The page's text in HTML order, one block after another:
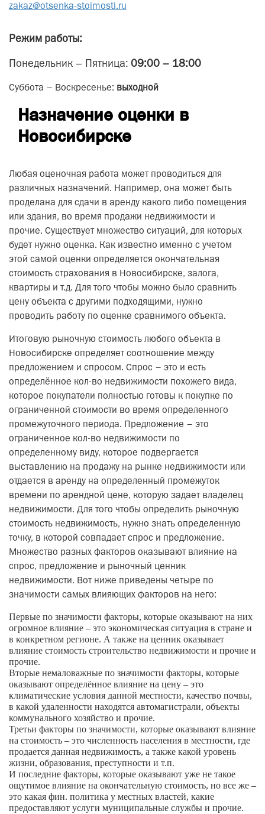
zakaz@otsenka-stoimosti.ru
Режим работы:
Понедельник – Пятница: 09:00 – 18:00
Суббота – Воскресенье: выходной
Назначение оценки в
Новосибирске
Любая оценочная работа может проводиться для
различных назначений. Например, она может быть
проделана для сдачи в аренду какого либо помещения
или здания, во время продажи недвижимости и
прочие. Существует множество ситуаций, для которых
будет нужно оценка. Как известно именно с учетом
этой самой оценки определяется окончательная
стоимость страхования в Новосибирске, залога,
квартиры и т.д. Для того чтобы можно было сравнить
цену объекта с другими подходящими, нужно
проводить работу по оценке сравнимого объекта.
Итоговую рыночную стоимость любого объекта в
Новосибирске определяет соотношение между
предложением и спросом. Спрос – это и есть
определённое кол-во недвижимости похожего вида,
которое покупатели полностью готовы к покупке по
ограниченной стоимости во время определенного
промежуточного периода. Предложение – это
ограниченное кол-во недвижимости по
определенному виду, которое подвергается
выставлению на продажу на рынке недвижимости или
отдается в аренду на определенный промежуток
времени по арендной цене, которую задает владелец
недвижимости. Для того чтобы определить рыночную
стоимость недвижимость, нужно знать определенную
точку, в которой совпадает спрос и предложение.
Множество разных факторов оказывают влияние на
спрос, предложение и рыночный ценник
недвижимости. Вот ниже приведены четыре по
значимости самых влияющих факторов на него:
Первые по значимости факторы, которые оказывают на них
огромное влияние – это экономическая ситуация в стране и
в конкретном регионе. А также на ценник оказывает
влияние стоимость строительство недвижимости и прочие и
прочие.
Вторые немаловажные по значимости факторы, которые
оказывают определённое влияние на цену – это
климатические условия данной местности, качество почвы,
в какой удаленности находятся автомагистрали, объекты
коммунального хозяйство и прочие.
Третьи факторы по значимости, которые оказывают влияние
на стоимость – это численность населения в местности, где
продается данная недвижимость, а также какой уровень
жизни, образования, преступности и т.п.
И последние факторы, которые оказывают уже не такое
ощутимое влияние на окончательную стоимость, но все же –
это какая фин. политика у местных властей, какие
предоставляют услуги муниципальные службы и прочие.